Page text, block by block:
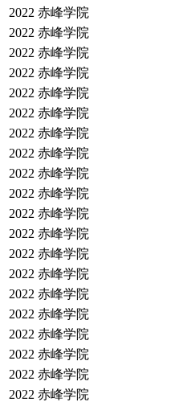
2022 赤峰学院
2022 赤峰学院
2022 赤峰学院
2022 赤峰学院
2022 赤峰学院
2022 赤峰学院
2022 赤峰学院
2022 赤峰学院
2022 赤峰学院
2022 赤峰学院
2022 赤峰学院
2022 赤峰学院
2022 赤峰学院
2022 赤峰学院
2022 赤峰学院
2022 赤峰学院
2022 赤峰学院
2022 赤峰学院
2022 赤峰学院
2022 赤峰学院